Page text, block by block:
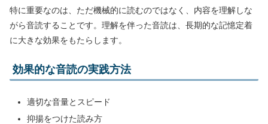
特に重要なのは、ただ機械的に読むのではなく、内容を理解しな
がら音読することです。理解を伴った音読は、長期的な記憶定着
に大きな効果をもたらします。
効果的な音読の実践方法
適切な音量とスピード
抑揚をつけた読み方